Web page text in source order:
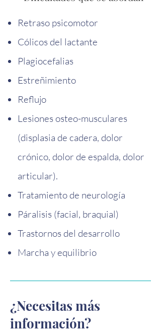
Retraso psicomotor
Cólicos del lactante
Plagiocefalias
Estreñimiento
Reflujo
Lesiones osteo-musculares
(displasia de cadera, dolor
crónico, dolor de espalda, dolor
articular).
Tratamiento de neurología
Páralisis (facial, braquial)
Trastornos del desarrollo
Marcha y equilibrio
¿Necesitas más
información?